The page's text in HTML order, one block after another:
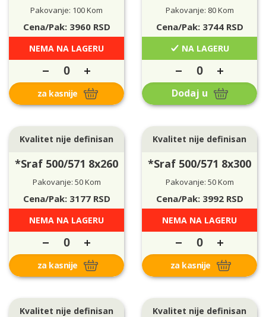
Pakovanje: 100 Kom
Cena/Pak: 3960RSD
NEMA NA LAGERU
za kasnije
Pakovanje: 80 Kom
Cena/Pak: 3744RSD
NA LAGERU
Dodaj u
Kvalitet nije definisan
*Sraf 500/571 8x260
Pakovanje: 50 Kom
Cena/Pak: 3177RSD
NEMA NA LAGERU
za kasnije
Kvalitet nije definisan
*Sraf 500/571 8x300
Pakovanje: 50 Kom
Cena/Pak: 3992RSD
NEMA NA LAGERU
za kasnije
Kvalitet nije definisan Kvalitet nije definisan